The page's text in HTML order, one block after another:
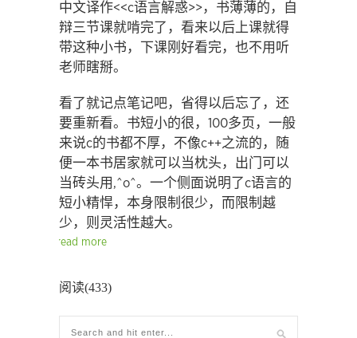
中文译作<<c语言解惑>>，书薄薄的，自
辩三节课就啃完了，看来以后上课就得
带这种小书，下课刚好看完，也不用听
老师瞎掰。
看了就记点笔记吧，省得以后忘了，还
要重新看。书短小的很，100多页，一般
来说c的书都不厚，不像c++之流的，随
便一本书居家就可以当枕头，出门可以
当砖头用,^o^。一个侧面说明了c语言的
短小精悍，本身限制很少，而限制越
少，则灵活性越大。
read more
阅读(433)